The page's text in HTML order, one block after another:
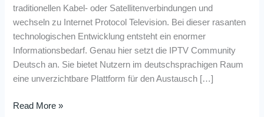
traditionellen Kabel- oder Satellitenverbindungen und
wechseln zu Internet Protocol Television. Bei dieser rasanten
technologischen Entwicklung entsteht ein enormer
Informationsbedarf. Genau hier setzt die IPTV Community
Deutsch an. Sie bietet Nutzern im deutschsprachigen Raum
eine unverzichtbare Plattform für den Austausch […]
Read More »